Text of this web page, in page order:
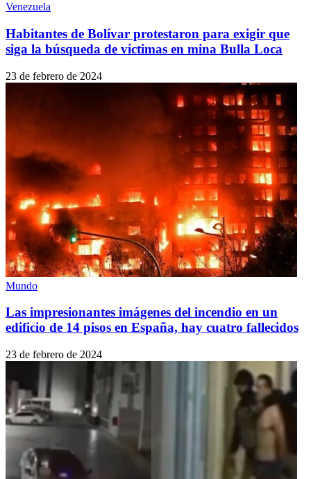
Venezuela
Habitantes de Bolívar protestaron para exigir que
siga la búsqueda de víctimas en mina Bulla Loca
23 de febrero de 2024
Mundo
Las impresionantes imágenes del incendio en un
edificio de 14 pisos en España, hay cuatro fallecidos
23 de febrero de 2024